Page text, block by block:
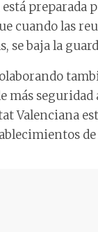
preparada
cuando las
se baja la
más
Valenciana